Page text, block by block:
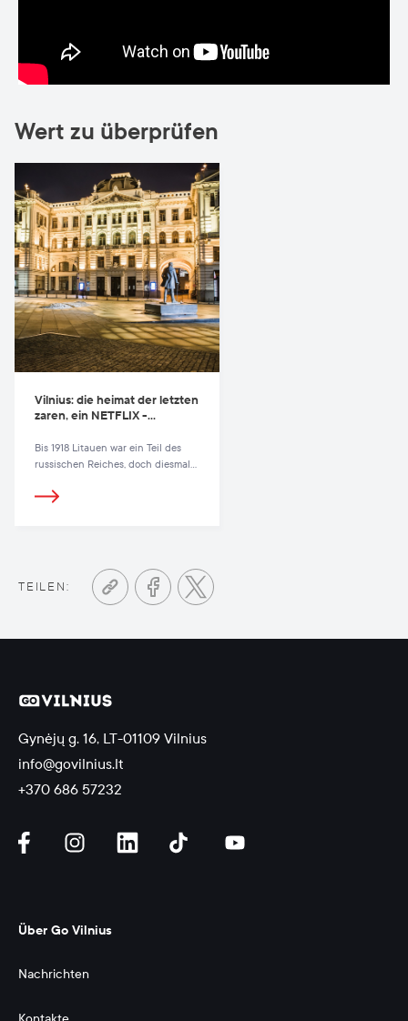
Wert zu überprüfen
Vilnius: die heimat der letzten
zaren, ein NETFLIX -
Bis 1918 Litauen war ein Teil des
russischen Reiches, doch diesmal
königlichen russischen Familie der
TEILEN:
Gynėjų g. 16, LT-01109 Vilnius
info@govilnius.lt
+370 686 57232
Über Go Vilnius
Nachrichten